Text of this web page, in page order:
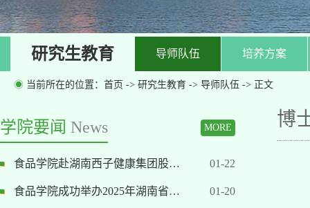
研究生教育 导师队伍 培养方案
◉ 当前所在的位置： 首页 -> 研究生教育 -> 导师队伍 -> 正文
学院要闻 News MORE
食品学院赴湖南西子健康集团股… 01-22
食品学院成功举办2025年湖南省… 01-20
博